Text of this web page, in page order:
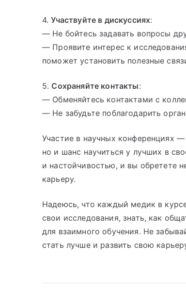
4.Участвуйте в дискуссиях:
— Не бойтесь задавать вопросы
— Проявите интерес к
поможет установить полезные
5. Сохраняйте контакты:
— Обменяйтесь контактами с
— Не забудьте поблагодарить
Участие в научных конференциях
но и шанс научиться у лучших в
и настойчивостью, и вы обретете
карьеру.
Надеюсь, что каждый медик в
свои исследования, знать, как
для взаимного обучения. Не
стать лучше и развить свою